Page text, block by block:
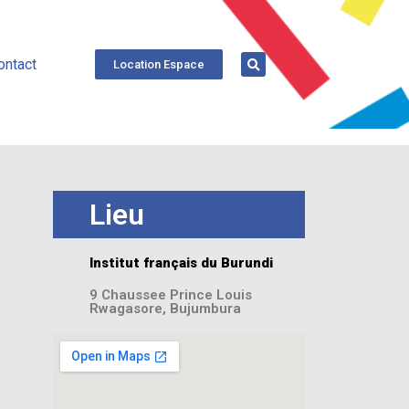
Location Espace
Lieu
Institut français du Burundi
9 Chaussee Prince Louis
Rwagasore, Bujumbura